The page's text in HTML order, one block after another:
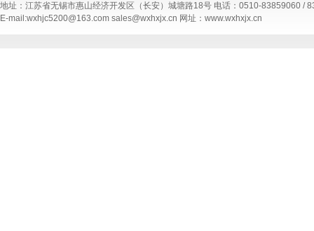
地址：江苏省无锡市惠山经济开发区（长安）城塘路18号 电话：0510-83859060
E-mail:wxhjc5200@163.com sales@wxhxjx.cn 网址：www.wxhxjx.cn